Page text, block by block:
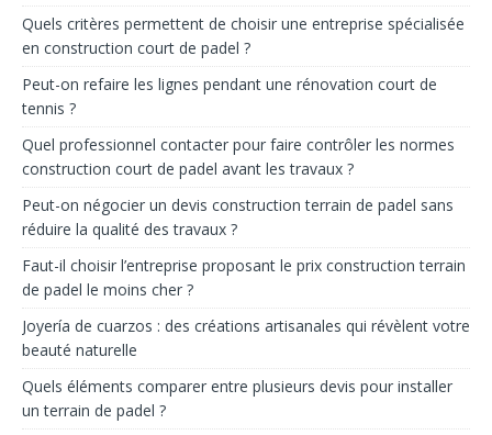
Quels critères permettent de choisir une entreprise spécialisée
en construction court de padel ?
Peut-on refaire les lignes pendant une rénovation court de
tennis ?
Quel professionnel contacter pour faire contrôler les normes
construction court de padel avant les travaux ?
Peut-on négocier un devis construction terrain de padel sans
réduire la qualité des travaux ?
Faut-il choisir l’entreprise proposant le prix construction terrain
de padel le moins cher ?
Joyería de cuarzos : des créations artisanales qui révèlent votre
beauté naturelle
Quels éléments comparer entre plusieurs devis pour installer
un terrain de padel ?